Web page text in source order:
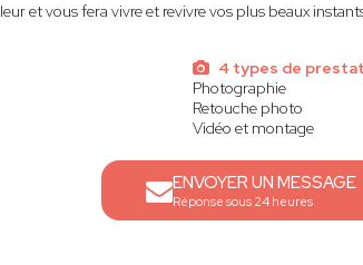
et vous fera vivre et revivre vos plus beaux
4 types de
Photographie
Retouche photo
Vidéo et montage
ENVOYER UN MESSAGE
Réponse sous 24 heures